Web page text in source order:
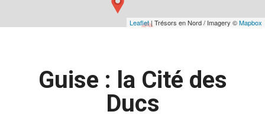
Leaflet| Trésors en Nord / Imagery ©Mapbox
Guise : la Cité des
Ducs